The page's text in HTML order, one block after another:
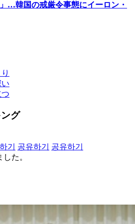
…韓国の戒厳令事態にイーロン・
グ
기 공유하기
공유하기
た。